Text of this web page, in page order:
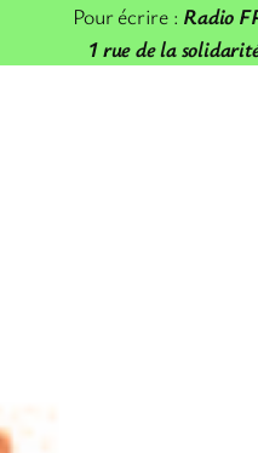
Pour écrire : Radio
1 rue de la